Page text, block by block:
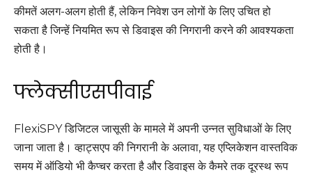
कीमतें अलग-अलग होती हैं, लेकिन निवेश उन लोगों के लिए उचित हो
सकता है जिन्हें नियमित रूप से डिवाइस की निगरानी करने की आवश्यकता
होती है।
फ्लेक्सीएसपीवाई
FlexiSPY डिजिटल जासूसी के मामले में अपनी उन्नत सुविधाओं के लिए
जाना जाता है। व्हाट्सएप की निगरानी के अलावा, यह एप्लिकेशन वास्तविक
समय में ऑडियो भी कैप्चर करता है और डिवाइस के कैमरे तक दूरस्थ रूप